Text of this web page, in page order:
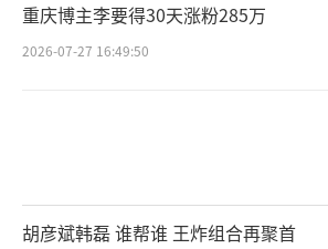
重庆博主李要得30天涨粉285万
2026-07-27 16:49:50
胡彦斌韩磊 谁帮谁 王炸组合再聚首